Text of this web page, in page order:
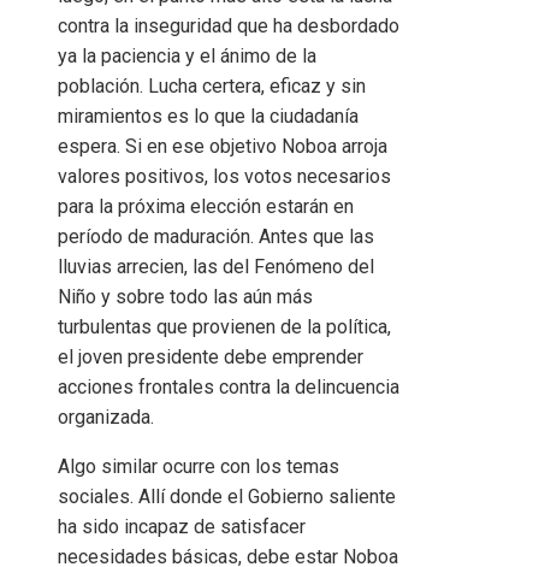
contra la inseguridad que ha desbordado
ya la paciencia y el ánimo de la
población. Lucha certera, eficaz y sin
miramientos es lo que la ciudadanía
espera. Si en ese objetivo Noboa arroja
valores positivos, los votos necesarios
para la próxima elección estarán en
período de maduración. Antes que las
lluvias arrecien, las del Fenómeno del
Niño y sobre todo las aún más
turbulentas que provienen de la política,
el joven presidente debe emprender
acciones frontales contra la delincuencia
organizada.
Algo similar ocurre con los temas
sociales. Allí donde el Gobierno saliente
ha sido incapaz de satisfacer
necesidades básicas, debe estar Noboa